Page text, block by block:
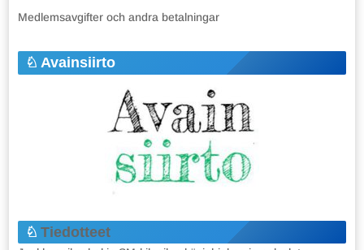
Medlemsavgifter och andra betalningar
Avainsiirto
Tiedotteet